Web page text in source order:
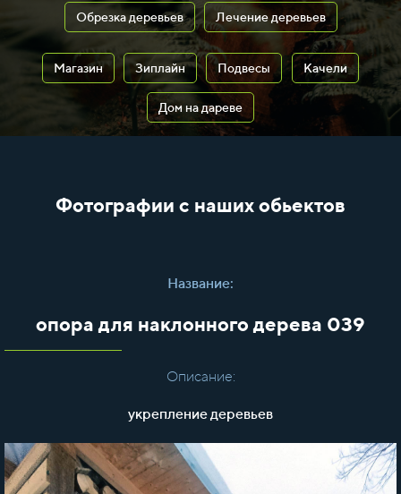
Обрезка деревьев Лечение деревьев
Магазин Зиплайн Подвесы Качели
Дом на дареве
Фотографии с наших обьектов
Название:
опора для наклонного дерева 039
Описание:
укрепление деревьев